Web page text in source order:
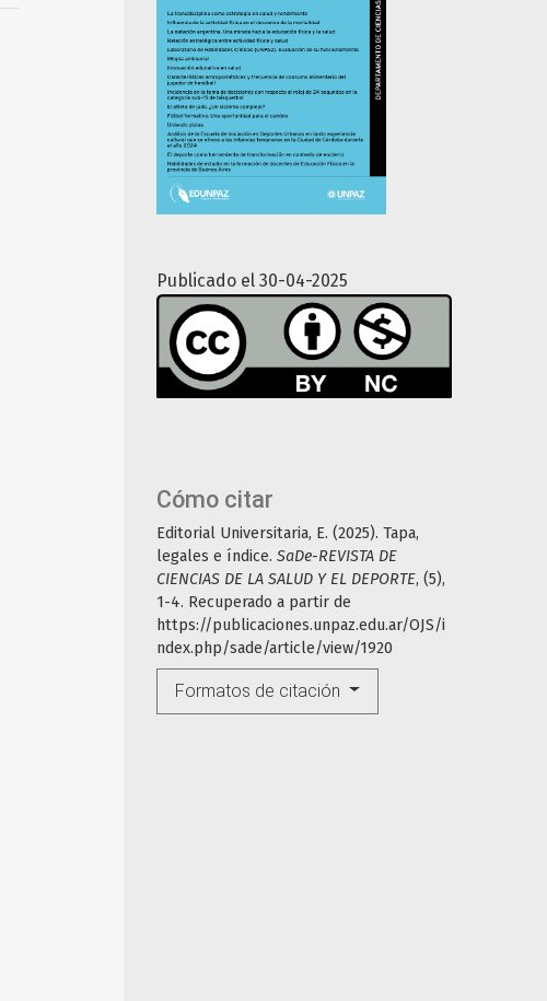
Publicado el 30-04-2025
Cómo citar
Editorial Universitaria, E. (2025). Tapa,
legales e índice. SaDe-REVISTA DE
CIENCIAS DE LA SALUD Y EL DEPORTE, (5),
1-4. Recuperado a partir de
https://publicaciones.unpaz.edu.ar/OJS/i
ndex.php/sade/article/view/1920
Formatos de citación